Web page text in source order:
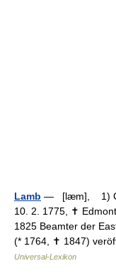
Lamb — [læm], 1)
10. 2. 1775, ✝
1825 Beamter der
(* 1764, ✝ 1847)
Universal-Lexikon